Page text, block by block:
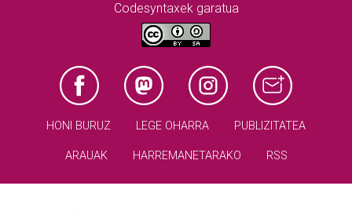
Codesyntaxek garatua
HONI BURUZ LEGE OHARRA PUBLIZITATEA
ARAUAK HARREMANETARAKO RSS